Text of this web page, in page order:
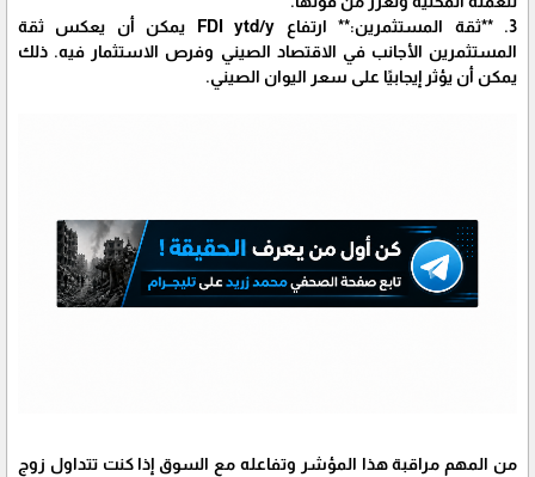
3. **ثقة المستثمرين:** ارتفاع FDI ytd/y يمكن أن يعكس ثقة
المستثمرين الأجانب في الاقتصاد الصيني وفرص الاستثمار فيه. ذلك
يمكن أن يؤثر إيجابيًا على سعر اليوان الصيني.
من المهم مراقبة هذا المؤشر وتفاعله مع السوق إذا كنت تتداول زوج